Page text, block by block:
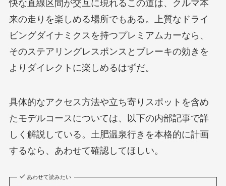
快な直線区間が交互に現れるこの道は、クルマ本
来の走りを楽しめる場所でもある。上質なドライ
ビングダイナミクスを持つプレミアムカーなら、
そのステアリングレスポンスとブレーキの効きを
よりダイレクトに楽しめるはずだ。
具体的なアクセス方法や立ち寄りスポットを含め
たモデルコースについては、以下の内部記事で詳
しく解説している。土肥温泉行きを本格的に計画
するなら、あわせて確認してほしい。
あわせて読みたい